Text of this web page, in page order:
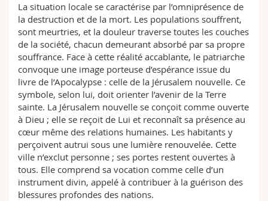
La situation locale se caractérise par l’omniprésence de
la destruction et de la mort. Les populations souffrent,
sont meurtries, et la douleur traverse toutes les couches
de la société, chacun demeurant absorbé par sa propre
souffrance. Face à cette réalité accablante, le patriarche
convoque une image porteuse d’espérance issue du
livre de l’Apocalypse : celle de la Jérusalem nouvelle. Ce
symbole, selon lui, doit orienter l’avenir de la Terre
sainte. La Jérusalem nouvelle se conçoit comme ouverte
à Dieu ; elle se reçoit de Lui et reconnaît sa présence au
cœur même des relations humaines. Les habitants y
perçoivent autrui sous une lumière renouvelée. Cette
ville n’exclut personne ; ses portes restent ouvertes à
tous. Elle comprend sa vocation comme celle d’un
instrument divin, appelé à contribuer à la guérison des
blessures profondes des nations.